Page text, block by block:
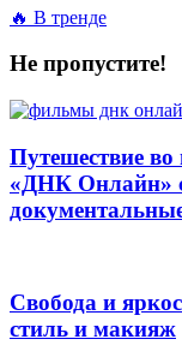
🔥 В тренде
Не пропустите!
Путешествие
«ДНК Онлайн»
Свобода и
стиль и макияж